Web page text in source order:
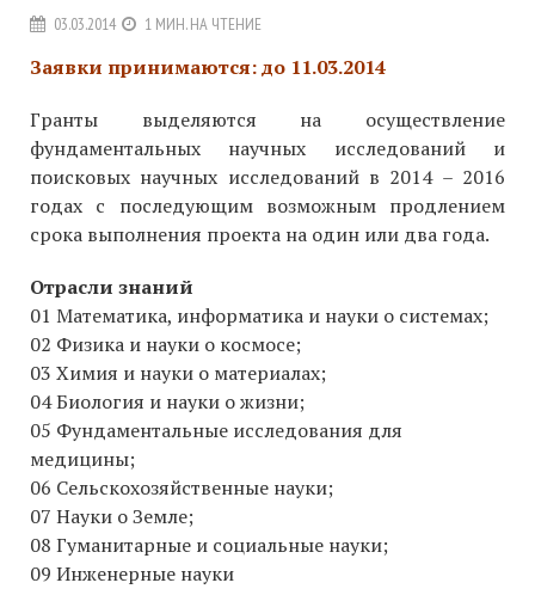
03.03.2014 1 МИН. НА ЧТЕНИЕ
Заявки принимаются: до 11.03.2014
Гранты выделяются на осуществление
фундаментальных научных исследований и
поисковых научных исследований в 2014 – 2016
годах с последующим возможным продлением
срока выполнения проекта на один или два года.
Отрасли знаний
01 Математика, информатика и науки о системах;
02 Физика и науки о космосе;
03 Химия и науки о материалах;
04 Биология и науки о жизни;
05 Фундаментальные исследования для
медицины;
06 Сельскохозяйственные науки;
07 Науки о Земле;
08 Гуманитарные и социальные науки;
09 Инженерные науки